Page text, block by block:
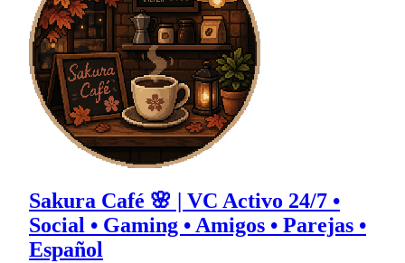
Sakura Café 🌸 | VC Activo 24/7 •
Social • Gaming • Amigos • Parejas •
Español